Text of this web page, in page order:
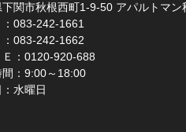
下関市秋根西町1-9-50 アパルトマン
：083-242-1661
：083-242-1662
Ｅ：0120-920-688
間：9:00～18:00
水曜日